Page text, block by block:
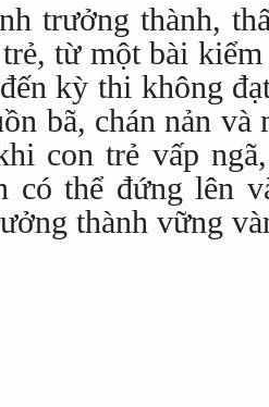
trưởng thành,
từ một bài
kỳ thi không
bã, chán nản
con trẻ vấp
có thể đứng lên
thành vững